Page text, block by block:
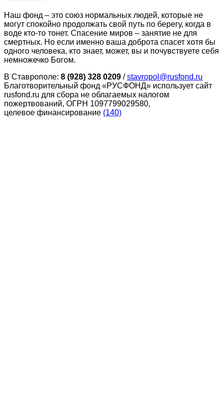
Наш фонд – это союз нормальных людей, которые не
могут спокойно продолжать свой путь по берегу, когда в
воде кто-то тонет. Спасение миров – занятие не для
смертных. Но если именно ваша доброта спасет хотя бы
одного человека, кто знает, может, вы и почувствуете себя
немножечко Богом.
В Ставрополе: 8 (928) 328 0209 /stavropol@rusfond.ru
Благотворительный фонд «РУСФОНД» использует сайт
rusfond.ru для сбора не облагаемых налогом
пожертвований, ОГРН 1097799029580,
целевое финансирование (140)